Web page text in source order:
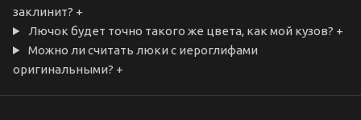
заклинит? +
Лючок будет точно такого же цвета, как мой кузов? +
Можно ли считать люки с иероглифами
оригинальными? +